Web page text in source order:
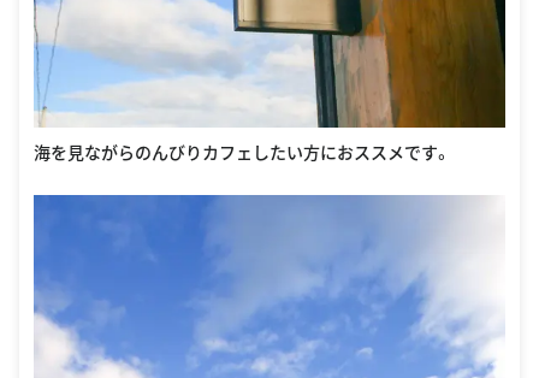
海を見ながらのんびりカフェしたい方におススメです。